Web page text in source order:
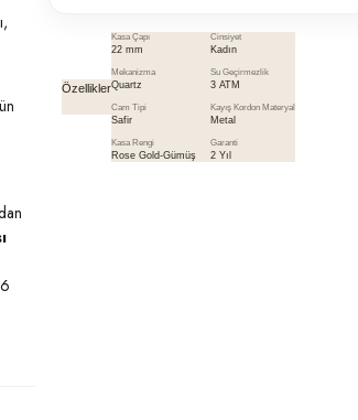
Özellikler
Kasa Çapı
22 mm
Cinsiyet
Kadın
Mekanizma
Quartz
Su Geçirmezlik
3 ATM
Cam Tipi
Safir
Kayış Kordon Materyal
Metal
Kasa Rengi
Rose Gold-Gümüş
Garanti
2 Yıl